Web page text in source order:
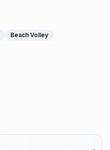
Beach Volley